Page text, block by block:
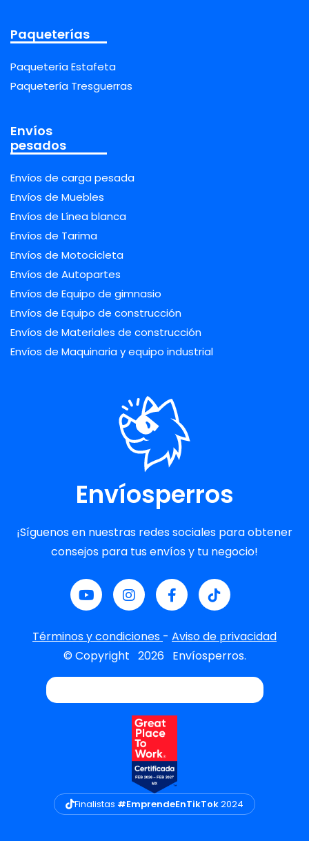
Paqueterías
Paquetería Estafeta
Paquetería Tresguerras
Envíos
pesados
Envíos de carga pesada
Envíos de Muebles
Envíos de Línea blanca
Envíos de Tarima
Envíos de Motocicleta
Envíos de Autopartes
Envíos de Equipo de gimnasio
Envíos de Equipo de construcción
Envíos de Materiales de construcción
Envíos de Maquinaria y equipo industrial
Envíosperros
¡Síguenos en nuestras redes sociales para obtener
consejos para tus envíos y tu negocio!
Términos y condiciones - Aviso de privacidad
© Copyright 2026 Envíosperros.
Finalistas #EmprendeEnTikTok2024